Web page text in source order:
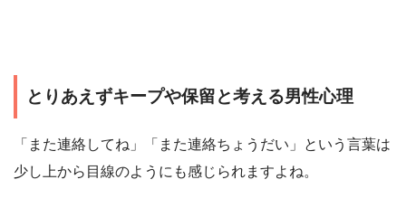
とりあえずキープや保留と考える男性心理
「また連絡してね」「また連絡ちょうだい」という言葉は
少し上から目線のようにも感じられますよね。